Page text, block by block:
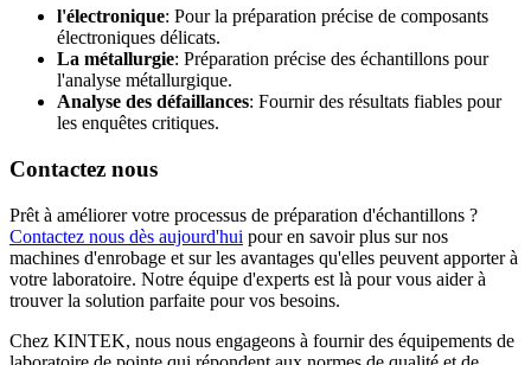
l'électronique: Pour la préparation précise de composants
électroniques délicats.
La métallurgie: Préparation précise des échantillons pour
l'analyse métallurgique.
Analyse des défaillances: Fournir des résultats fiables pour
les enquêtes critiques.
Contactez nous
Prêt à améliorer votre processus de préparation d'échantillons ?
Contactez nous dès aujourd'hui pour en savoir plus sur nos
machines d'enrobage et sur les avantages qu'elles peuvent apporter à
votre laboratoire. Notre équipe d'experts est là pour vous aider à
trouver la solution parfaite pour vos besoins.
Chez KINTEK, nous nous engageons à fournir des équipements de